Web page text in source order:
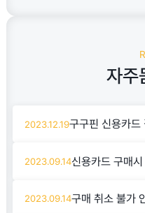
자주
2023.12.19구구핀 신용카드
2023.09.14신용카드 구매
2023.09.14구매 취소 불가